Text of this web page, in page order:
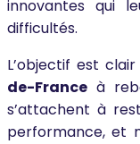
innovantes qui
difficultés.
L’objectif est
de-France à
s’attachent à
performance, et